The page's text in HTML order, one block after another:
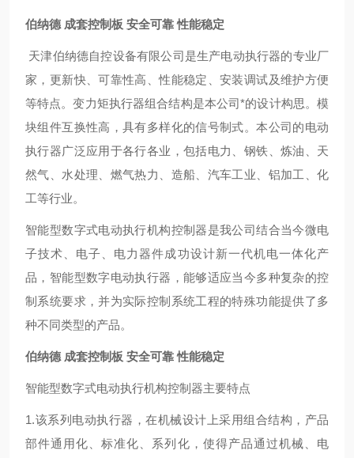
伯纳德 成套控制板 安全可靠 性能稳定
天津伯纳德自控设备有限公司是生产电动执行器的专业厂
家，更新快、可靠性高、性能稳定、安装调试及维护方便
等特点。变力矩执行器组合结构是本公司*的设计构思。模
块组件互换性高，具有多样化的信号制式。本公司的电动
执行器广泛应用于各行各业，包括电力、钢铁、炼油、天
然气、水处理、燃气热力、造船、汽车工业、铝加工、化
工等行业。
智能型数字式电动执行机构控制器是我公司结合当今微电
子技术、电子、电力器件成功设计新一代机电一体化产
品，智能型数字电动执行器，能够适应当今多种复杂的控
制系统要求，并为实际控制系统工程的特殊功能提供了多
种不同类型的产品。
伯纳德 成套控制板 安全可靠 性能稳定
智能型数字式电动执行机构控制器主要特点
1.该系列电动执行器，在机械设计上采用组合结构，产品
部件通用化、标准化、系列化，使得产品通过机械、电